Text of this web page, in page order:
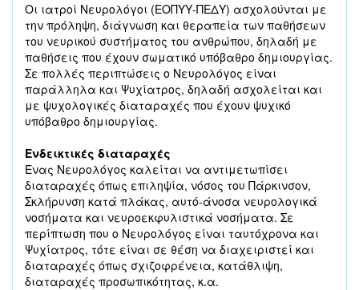
Οι ιατροί Νευρολόγοι (ΕΟΠΥΥ-ΠΕΔΥ) ασχολούνται με
την πρόληψη, διάγνωση και θεραπεία των παθήσεων
του νευρικού συστήματος του ανθρώπου, δηλαδή με
παθήσεις που έχουν σωματικό υπόβαθρο δημιουργίας.
Σε πολλές περιπτώσεις ο Νευρολόγος είναι
παράλληλα και Ψυχίατρος, δηλαδή ασχολείται και
με ψυχολογικές διαταραχές που έχουν ψυχικό
υπόβαθρο δημιουργίας.
Ενδεικτικές διαταραχές
Ένας Νευρολόγος καλείται να αντιμετωπίσει
διαταραχές όπως επιληψία, νόσος του Πάρκινσον,
Σκλήρυνση κατά πλάκας, αυτό-άνοσα νευρολογικά
νοσήματα και νευροεκφυλιστικά νοσήματα. Σε
περίπτωση που ο Νευρολόγος είναι ταυτόχρονα και
Ψυχίατρος, τότε είναι σε θέση να διαχειριστεί και
διαταραχές όπως σχιζοφρένεια, κατάθλιψη,
διαταραχές προσωπικότητας, κ.α.